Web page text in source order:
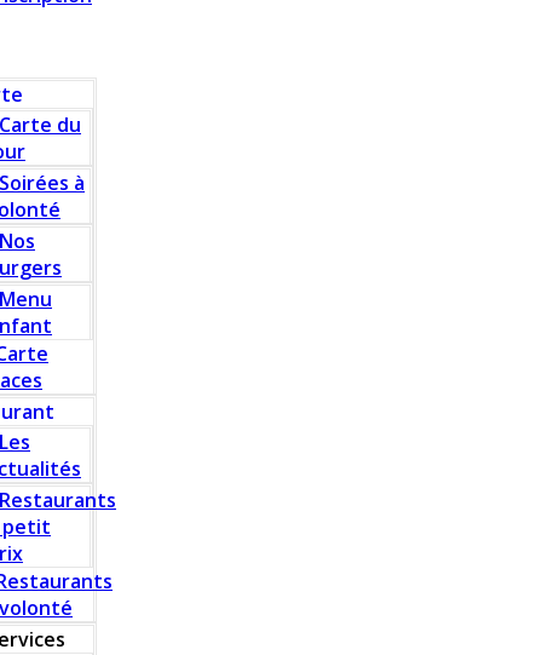
Carte du
Soirées à
Nos
Menu
Les
Restaurants
petit